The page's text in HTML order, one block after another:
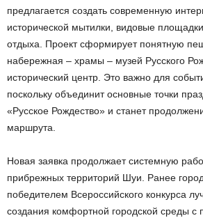
предлагается создать современную
исторической мытилки, видовые
отдыха. Проект сформирует понятную
набережная – храмы – музей Русского
исторический центр. Это важно для
поскольку объединит основные точки
«Русское Рождество» и станет
маршрута.
Новая заявка продолжает системную
прибрежных территорий Шуи. Ранее
победителем Всероссийского конкурса
создания комфортной городской среды с